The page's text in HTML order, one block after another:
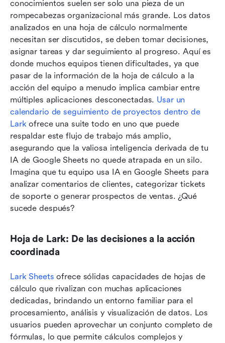
conocimientos suelen ser solo una pieza de un
rompecabezas organizacional más grande. Los datos
analizados en una hoja de cálculo normalmente
necesitan ser discutidos, se deben tomar decisiones,
asignar tareas y dar seguimiento al progreso. Aquí es
donde muchos equipos tienen dificultades, ya que
pasar de la información de la hoja de cálculo a la
acción del equipo a menudo implica cambiar entre
múltiples aplicaciones desconectadas. Usar un
calendario de seguimiento de proyectos dentro de
Lark ofrece una suite todo en uno que puede
respaldar este flujo de trabajo más amplio,
asegurando que la valiosa inteligencia derivada de tu
IA de Google Sheets no quede atrapada en un silo.
Imagina que tu equipo usa IA en Google Sheets para
analizar comentarios de clientes, categorizar tickets
de soporte o generar prospectos de ventas. ¿Qué
sucede después?
Hoja de Lark: De las decisiones a la acción
coordinada
Lark Sheets ofrece sólidas capacidades de hojas de
cálculo que rivalizan con muchas aplicaciones
dedicadas, brindando un entorno familiar para el
procesamiento, análisis y visualización de datos. Los
usuarios pueden aprovechar un conjunto completo de
fórmulas, lo que permite cálculos complejos y